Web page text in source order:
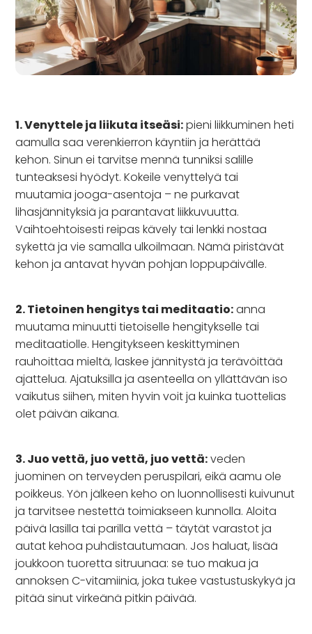
1. Venyttele ja liikuta itseäsi:pieni liikkuminen heti
aamulla saa verenkierron käyntiin ja herättää
kehon. Sinun ei tarvitse mennä tunniksi salille
tunteaksesi hyödyt. Kokeile venyttelyä tai
muutamia jooga-asentoja – ne purkavat
lihasjännityksiä ja parantavat liikkuvuutta.
Vaihtoehtoisesti reipas kävely tai lenkki nostaa
sykettä ja vie samalla ulkoilmaan. Nämä piristävät
kehon ja antavat hyvän pohjan loppupäivälle.
2. Tietoinen hengitys tai meditaatio:anna
muutama minuutti tietoiselle hengitykselle tai
meditaatiolle. Hengitykseen keskittyminen
rauhoittaa mieltä, laskee jännitystä ja terävöittää
ajattelua. Ajatuksilla ja asenteella on yllättävän iso
vaikutus siihen, miten hyvin voit ja kuinka tuottelias
olet päivän aikana.
3. Juo vettä, juo vettä, juo vettä:veden
juominen on terveyden peruspilari, eikä aamu ole
poikkeus. Yön jälkeen keho on luonnollisesti kuivunut
ja tarvitsee nestettä toimiakseen kunnolla. Aloita
päivä lasilla tai parilla vettä – täytät varastot ja
autat kehoa puhdistautumaan. Jos haluat, lisää
joukkoon tuoretta sitruunaa: se tuo makua ja
annoksen C-vitamiinia, joka tukee vastustuskykyä ja
pitää sinut virkeänä pitkin päivää.